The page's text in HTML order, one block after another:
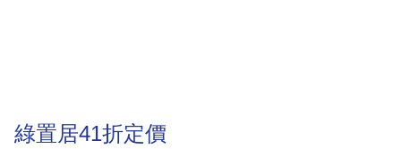
綠置居41折定價